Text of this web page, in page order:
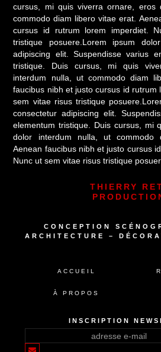
cursus, mi quis viverra ornare, eros
commodo diam libero vitae erat.
cursus id rutrum lorem imperdiet.
tristique posuere.Lorem ipsum
adipiscing elit. Suspendisse varius
tristique. Duis cursus, mi quis
interdum nulla, ut commodo diam
faucibus nibh et justo cursus id rutrum
sem vitae risus tristique
consectetur adipiscing elit.
elementum tristique. Duis cursus, mi
dolor interdum nulla, ut commodo
Aenean faucibus nibh et justo cursus
Nunc ut sem vitae risus tristique
THIERRY
CONCEPTION
ARCHITECTURE –
ACCUEIL
À PROPOS
INSCRIPTION